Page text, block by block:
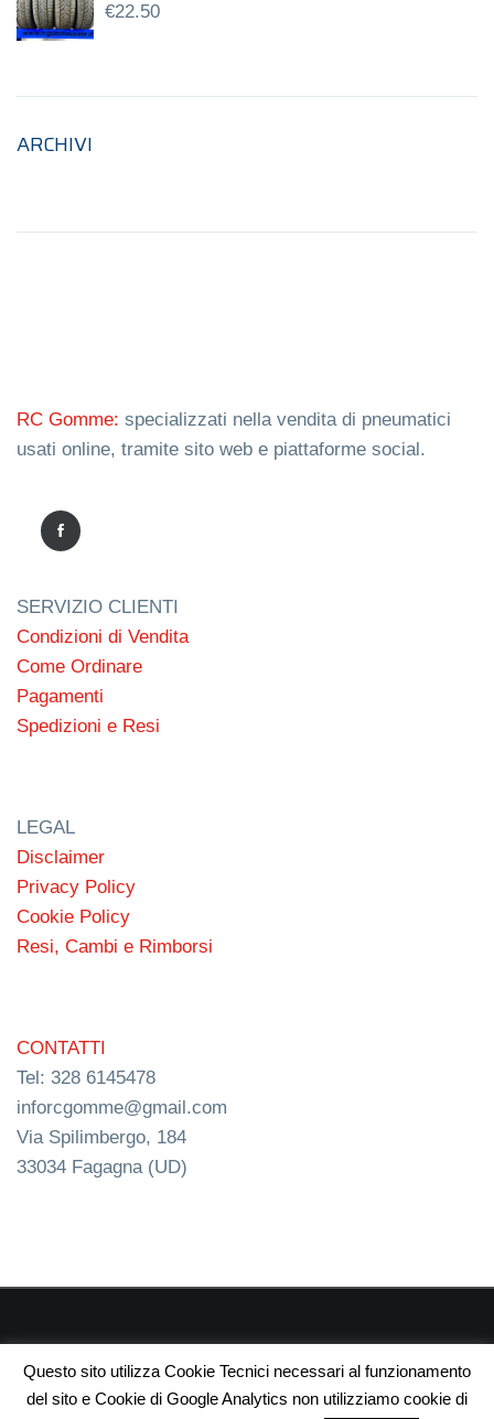
€22.50
ARCHIVI
RC Gomme: specializzati nella vendita di pneumatici
usati online, tramite sito web e piattaforme social.
SERVIZIO CLIENTI
Condizioni di Vendita
Come Ordinare
Pagamenti
Spedizioni e Resi
LEGAL
Disclaimer
Privacy Policy
Cookie Policy
Resi, Cambi e Rimborsi
CONTATTI
Tel: 328 6145478
inforcgomme@gmail.com
Via Spilimbergo, 184
33034 Fagagna (UD)
webdesign
Questo sito utilizza Cookie Tecnici necessari al funzionamento
del sito e Cookie di Google Analytics non utilizziamo cookie di